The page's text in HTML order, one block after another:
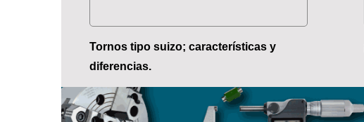
Tornos tipo suizo; características y
diferencias.